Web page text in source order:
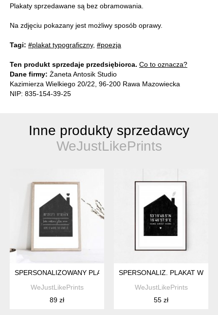
Plakaty sprzedawane są bez obramowania.
Na zdjęciu pokazany jest możliwy sposób oprawy.
Tagi: #plakat typograficzny, #poezja
Ten produkt sprzedaje przedsiębiorca. Co to oznacza?
Dane firmy: Żaneta Antosik Studio
Kazimierza Wielkiego 20/22, 96-200 Rawa Mazowiecka
NIP: 835-154-39-25
Inne produkty sprzedawcy
WeJustLikePrints
SPERSONALIZOWANY PLAKAT IMIONA DOMOWNIKÓW- A2
WeJustLikePrints
89 zł
SPERSONALIZ. PLAKAT
WeJustLikePrints
55 zł